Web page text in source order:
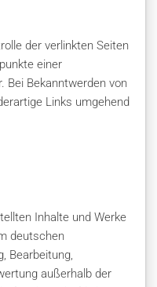
der verlinkten Seiten
einer
Bei Bekanntwerden von
Links umgehend
Inhalte und Werke
deutschen
Bearbeitung,
außerhalb der